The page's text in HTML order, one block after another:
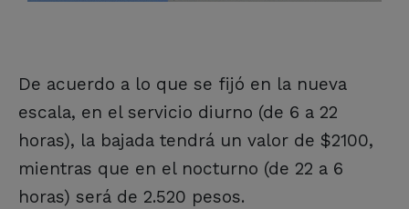
De acuerdo a lo que se fijó en la nueva
escala, en el servicio diurno (de 6 a 22
horas), la bajada tendrá un valor de $2100,
mientras que en el nocturno (de 22 a 6
horas) será de 2.520 pesos.